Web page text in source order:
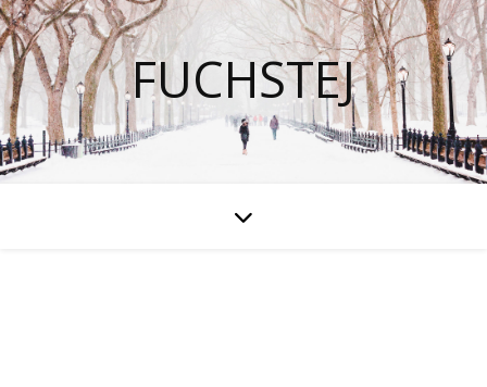
FUCHSTEJ